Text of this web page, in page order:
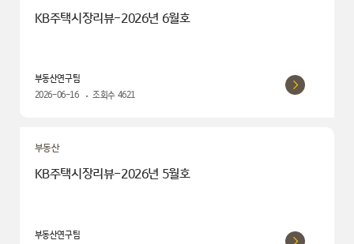
KB주택시장리뷰-2026년 6월호
부동산연구팀
2026-06-16
조회수 4621
부동산
KB주택시장리뷰-2026년 5월호
부동산연구팀